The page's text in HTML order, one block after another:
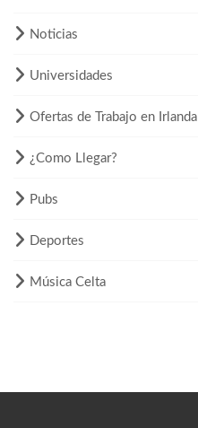
Noticias
Universidades
Ofertas de Trabajo en Irlanda
¿Como Llegar?
Pubs
Deportes
Música Celta